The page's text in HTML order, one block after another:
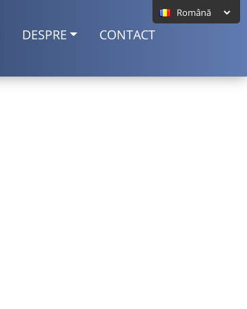
DESPRE CONTACT